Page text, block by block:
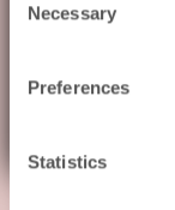
Selection
Necessary
Preferences
Statistics
Sneaker 3D puzzel
sneaker als
Tot en